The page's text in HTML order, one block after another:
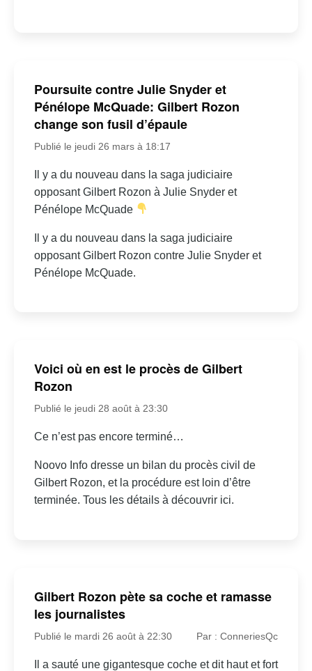
Poursuite contre Julie Snyder et
Pénélope McQuade: Gilbert Rozon
change son fusil d’épaule
Publié le jeudi 26 mars à 18:17
Il y a du nouveau dans la saga judiciaire
opposant Gilbert Rozon à Julie Snyder et
Pénélope McQuade
Il y a du nouveau dans la saga judiciaire
opposant Gilbert Rozon contre Julie Snyder et
Pénélope McQuade.
Voici où en est le procès de Gilbert
Rozon
Publié le jeudi 28 août à 23:30
Ce n’est pas encore terminé…
Noovo Info dresse un bilan du procès civil de
Gilbert Rozon, et la procédure est loin d’être
terminée. Tous les détails à découvrir ici.
Gilbert Rozon pète sa coche et ramasse
les journalistes
Publié le mardi 26 août à 22:30 Par : ConneriesQc
Il a sauté une gigantesque coche et dit haut et fort